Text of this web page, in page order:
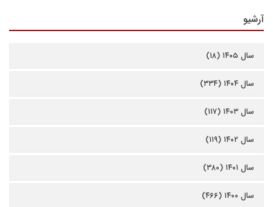
آرشیو
سال ۱۴۰۵ (۱۸)
سال ۱۴۰۴ (۳۳۴)
سال ۱۴۰۳ (۱۱۷)
سال ۱۴۰۲ (۱۱۹)
سال ۱۴۰۱ (۳۸۰)
سال ۱۴۰۰ (۴۶۶)